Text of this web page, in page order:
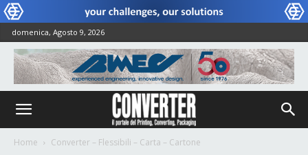
domenica, Agosto 9, 2026
Home Converter – Flessibili – Carta – Cartone